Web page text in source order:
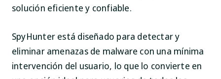
solución eficiente y confiable.
SpyHunter está diseñado para detectar y
eliminar amenazas de malware con una mínima
intervención del usuario, lo que lo convierte en